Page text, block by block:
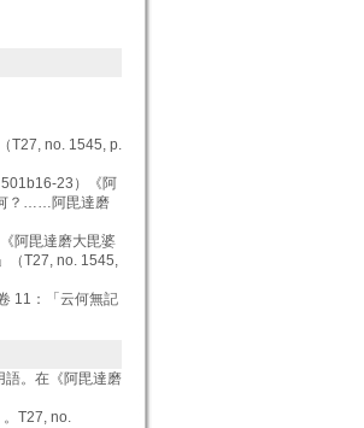
T27, no. 1545, p.
23）《阿
？……阿毘達磨
阿毘達磨大毘婆
（T27, no. 1545,
11：「云何無記
語。在《阿毘達磨
。T27, no.